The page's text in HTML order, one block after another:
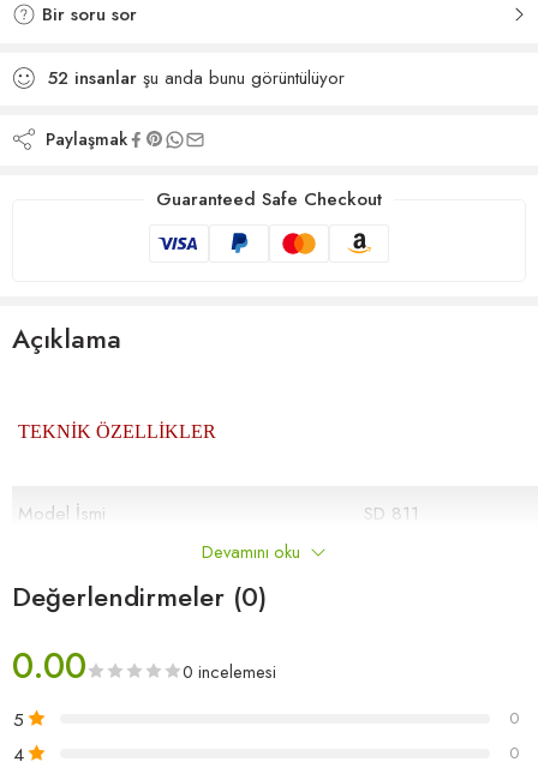
Bir soru sor
52 insanlar şu anda bunu görüntülüyor
Paylaşmak
Guaranteed Safe Checkout
Açıklama
TEKNİK ÖZELLİKLER
Model İsmi
SD 811
İplik Türü
Toplam Ağırlık / Metrekare
Toplam Yükseklık
Devamını oku
Değerlendirmeler (0)
0.00 0 incelemesi
5 0
4 0